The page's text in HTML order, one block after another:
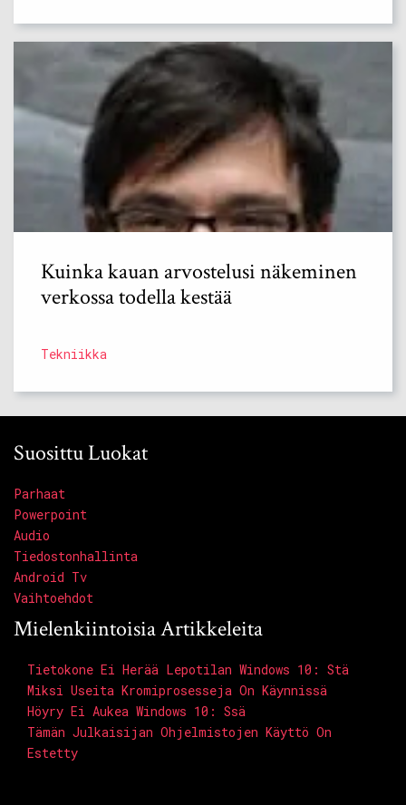
Kuinka kauan arvostelusi näkeminen
verkossa todella kestää
Tekniikka
Suosittu Luokat
Parhaat
Powerpoint
Audio
Tiedostonhallinta
Android Tv
Vaihtoehdot
Mielenkiintoisia Artikkeleita
Tietokone Ei Herää Lepotilan Windows 10: Stä
Miksi Useita Kromiprosesseja On Käynnissä
Höyry Ei Aukea Windows 10: Ssä
Tämän Julkaisijan Ohjelmistojen Käyttö On
Estetty